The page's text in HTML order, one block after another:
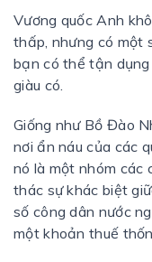
Vương quốc Anh
thấp, nhưng có một
bạn có thể tận
giàu có.
Giống như Bồ Đào
nơi ẩn náu của các
nó là một nhóm các
thác sự khác biệt
số công dân nước
một khoản thuế